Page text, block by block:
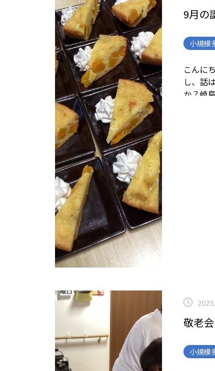
9月の
小規模
こんに
し、話
か？岐
敬老会
小規模